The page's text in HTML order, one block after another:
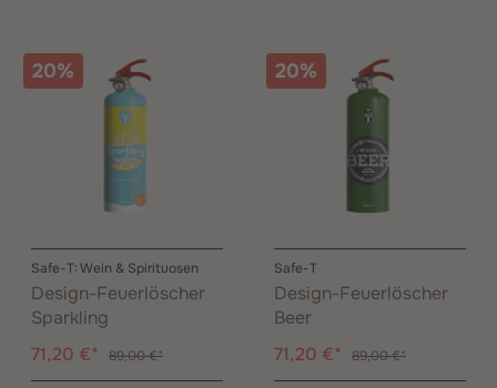
20%
Safe-T: Wein & Spirituosen
Design-Feuerlöscher
Sparkling
71,20 €*
89,00 €*
20%
Safe-T
Design-Feuerlöscher
Beer
71,20 €*
89,00 €*